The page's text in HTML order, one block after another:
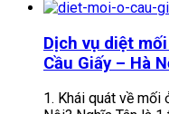
Dịch vụ diệt
Cầu Giấy – Hà
1. Khái quát về mối